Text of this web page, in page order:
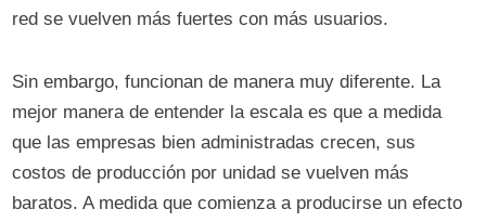
red se vuelven más fuertes con más usuarios.
Sin embargo, funcionan de manera muy diferente. La
mejor manera de entender la escala es que a medida
que las empresas bien administradas crecen, sus
costos de producción por unidad se vuelven más
baratos. A medida que comienza a producirse un efecto